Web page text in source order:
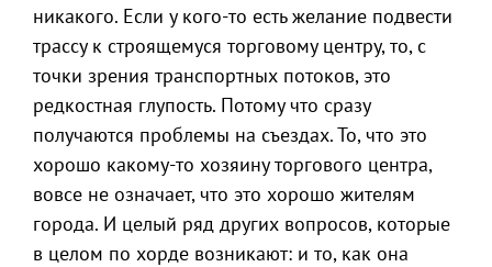
никакого. Если у кого-то есть желание подвести
трассу к строящемуся торговому центру, то, с
точки зрения транспортных потоков, это
редкостная глупость. Потому что сразу
получаются проблемы на съездах. То, что это
хорошо какому-то хозяину торгового центра,
вовсе не означает, что это хорошо жителям
города. И целый ряд других вопросов, которые
в целом по хорде возникают: и то, как она